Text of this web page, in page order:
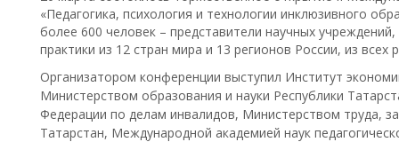
«Педагогика, психология и технологии инклюзивного
более 600 человек – представители научных
практики из 12 стран мира и 13 регионов России, из всех
Организатором конференции выступил Институт
Министерством образования и науки Республики
Федерации по делам инвалидов, Министерством труда,
Татарстан, Международной академией наук